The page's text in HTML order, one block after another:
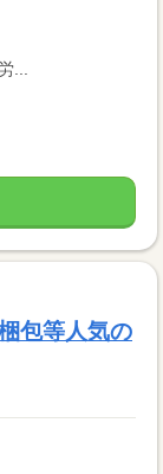
...
包等人気の